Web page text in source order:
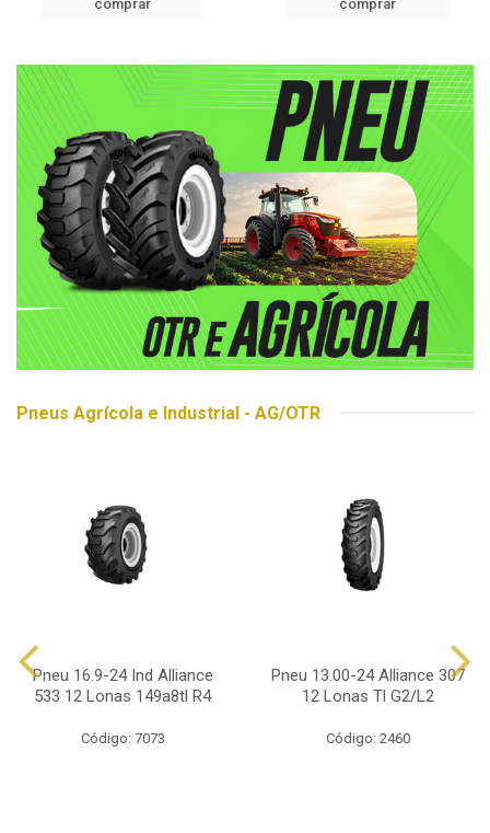
comprar
comprar
Pneus Agrícola e Industrial - AG/OTR
Pneu 16.9-24 Ind Alliance
533 12 Lonas 149a8tl R4
Código: 7073
Pneu 13.00-24 Alliance 307
12 Lonas Tl G2/L2
Código: 2460